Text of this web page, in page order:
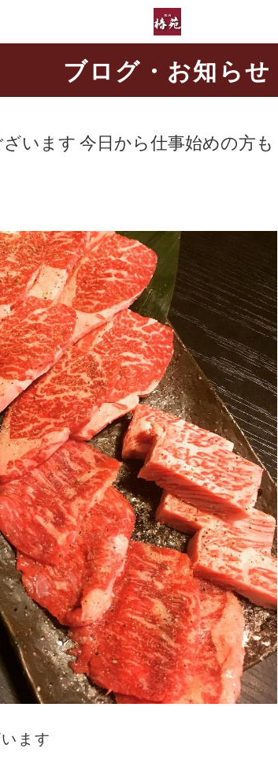
ブログ・お知らせ
います 今日から仕事始めの方も
ます